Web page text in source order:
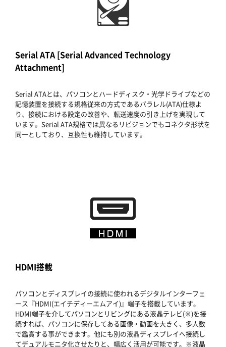
Serial ATA [Serial Advanced Technology
Attachment]
Serial ATAとは、パソコンとハードディスク・光学ドライブなどの
記憶装置を接続する規格従来の方式であるパラレル(ATA)仕様よ
り、接続における設定の改善や、転送速度の引き上げを実現して
います。Serial ATA規格では異なるリビジョンでもコネクタ形状を
同一としており、互換性も維持しています。
HDMI搭載
パソコンとディスプレイの接続に使われるデジタルインターフェ
ース『HDMI(エイチディーエムアイ)』端子を搭載しています。
HDMI端子を介してパソコンとリビングにある液晶テレビ(※)を接
続すれば、パソコンに保存してある画像・動画を大きく、多人数
で鑑賞する事ができます。他にも別の液晶ディスプレイへ接続し
てデュアルモニタ化させたりと、幅広く活用が可能です。※液晶